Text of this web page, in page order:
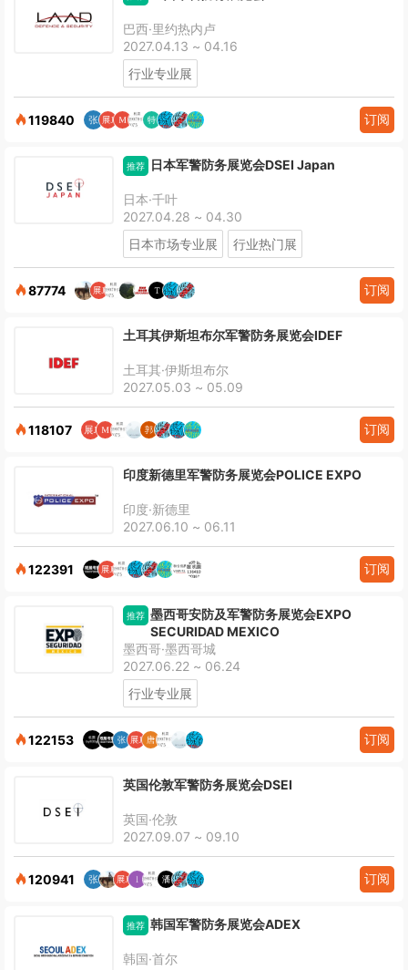
巴西·里约热内卢
2027.04.13 ~ 04.16
行业专业展
119840 订阅
推荐 日本军警防务展览会DSEI Japan
日本·千叶
2027.04.28 ~ 04.30
日本市场专业展
行业热门展
87774 订阅
土耳其伊斯坦布尔军警防务展览会IDEF
土耳其·伊斯坦布尔
2027.05.03 ~ 05.09
118107 订阅
印度新德里军警防务展览会POLICE EXPO
印度·新德里
2027.06.10 ~ 06.11
122391 订阅
推荐 墨西哥安防及军警防务展览会EXPO
SECURIDAD MEXICO
墨西哥·墨西哥城
2027.06.22 ~ 06.24
行业专业展
122153 订阅
英国伦敦军警防务展览会DSEI
英国·伦敦
2027.09.07 ~ 09.10
120941 订阅
推荐 韩国军警防务展览会ADEX
韩国·首尔